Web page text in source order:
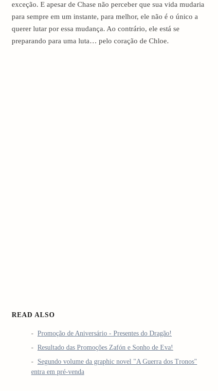
exceção. E apesar de Chase não perceber que sua vida mudaria
para sempre em um instante, para melhor, ele não é o único a
querer lutar por essa mudança. Ao contrário, ele está se
preparando para uma luta… pelo coração de Chloe.
READ ALSO
Promoção de Aniversário - Presentes do Dragão!
Resultado das Promoções Zafón e Sonho de Eva!
Segundo volume da graphic novel "A Guerra dos Tronos"
entra em pré-venda